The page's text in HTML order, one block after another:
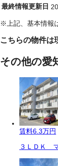
最終情報更新日
※上記、基本情報
こちらの物件は
その他の愛
賃料6.3万円
３ＬＤＫ